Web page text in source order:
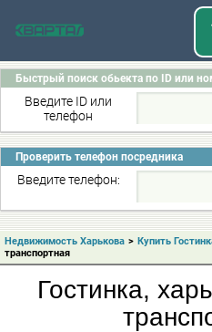
Быстрый поиск обьекта по ID или
Введите ID или
телефон
Проверить телефон посредника
Введите телефон:
Недвижимость Харькова > Купить
транспортная
Гостинка,